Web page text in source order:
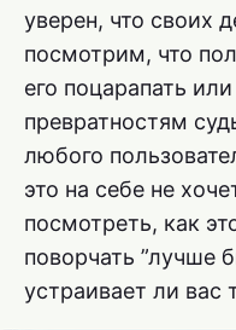
уверен, что своих
посмотрим, что
его поцарапать
превратностям
любого
это на себе не
посмотреть, как
поворчать ”лучше
устраивает ли вас